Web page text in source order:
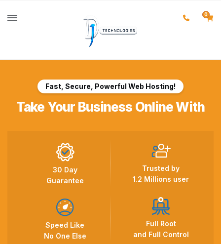
0
Fast, Secure, Powerful Web Hosting!
Take Your Business Online With
30 Day
Guarantee
Trusted by
1.2 Millions user
Speed Like
No One Else
Full Root
and Full Control